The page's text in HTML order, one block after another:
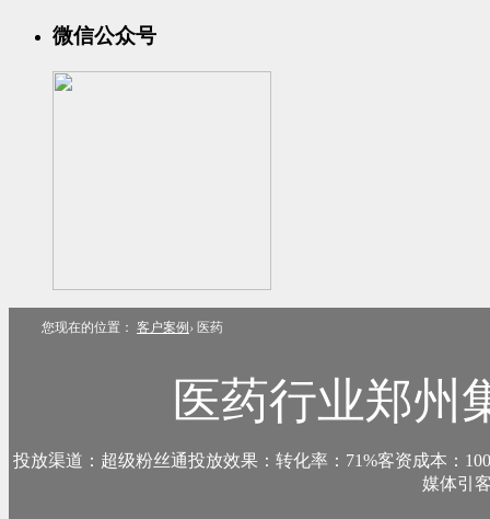
微信公众号
您现在的位置： 客户案例› 医药
医药行业郑州
投放渠道：超级粉丝通投放效果：转化率：71%客资成本：
媒体引